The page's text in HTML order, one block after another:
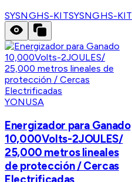
SYSNGHS-KITSYSNGHS-KIT
YONUSA
Energizador para Ganado
10,000Volts-2JOULES/
25,000 metros lineales
de protección / Cercas
Electrificadas